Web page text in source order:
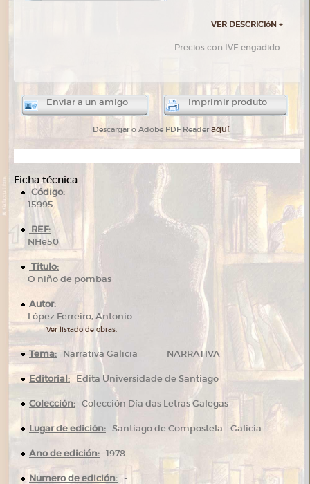
VER DESCRICIóN +
Precios con IVE engadido.
Enviar a un amigo Imprimir produto
Descargar o Adobe PDF Readeraquí.
Ficha técnica:
Código:
15995
REF:
NHe50
Título:
O niño de pombas
Autor:
López Ferreiro, Antonio
Ver listado de obras.
Tema: Narrativa Galicia NARRATIVA
Editorial: Edita Universidade de Santiago
Colección: Colección Día das Letras Galegas
Lugar de edición: Santiago de Compostela - Galicia
Ano de edición: 1978
Numero de edición: -